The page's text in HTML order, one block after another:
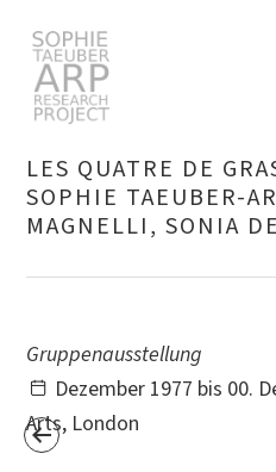
Suchen
LES QUATRE DE
SOPHIE TAEUBER-
MAGNELLI, SONIA
Gruppenausstellung
Dezember 1977 bis 00.
Arts, London